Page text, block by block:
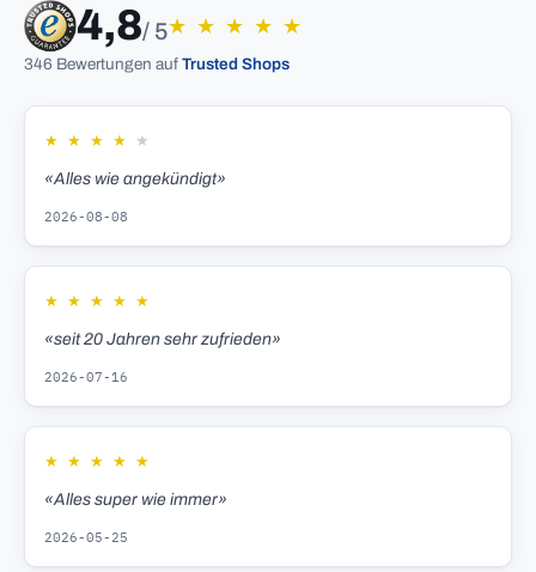
4,8/ 5★ ★ ★ ★ ★
346 Bewertungen auf Trusted Shops
★ ★ ★ ★ ★
«Alles wie angekündigt»
2026-08-08
★ ★ ★ ★ ★
«seit 20 Jahren sehr zufrieden»
2026-07-16
★ ★ ★ ★ ★
«Alles super wie immer»
2026-05-25